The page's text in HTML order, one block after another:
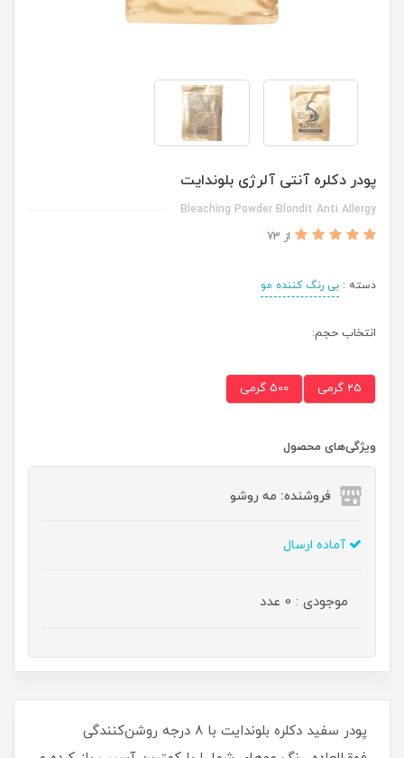
پودر دکلره آنتی آلرژی بلوندایت
Bleaching Powder Blondit Anti Allergy
از 73
دسته : بی رنگ کننده مو
انتخاب حجم:
25 گرمی 500 گرمی
ویژگی‌های محصول
فروشنده: مه رو‌شو
آماده ارسال
موجودی : 0 عدد
پودر سفید دکلره بلوندایت با 8 درجه روشن‌کنندگی